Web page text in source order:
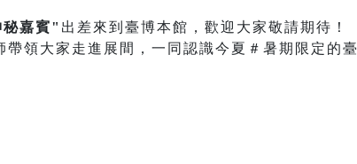
嘉賓" 出差來到臺博本館，歡迎大家敬請期待！
領大家走進展間，一同認識今夏＃暑期限定的臺